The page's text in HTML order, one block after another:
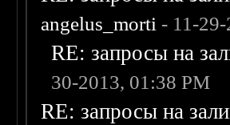
angelus_morti - 11-
RE: запросы на
30-2013, 01:38 PM
RE: запросы на